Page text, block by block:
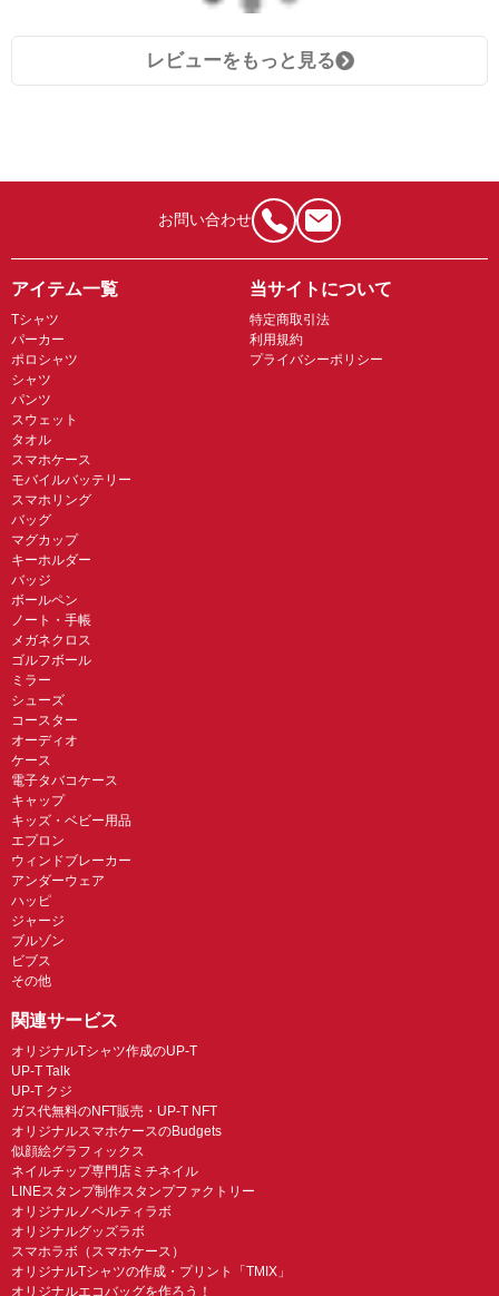
レビューをもっと見る
お問い合わせ
アイテム一覧
Tシャツ
パーカー
ポロシャツ
シャツ
パンツ
スウェット
タオル
スマホケース
モバイルバッテリー
スマホリング
バッグ
マグカップ
キーホルダー
バッジ
ボールペン
ノート・手帳
メガネクロス
ゴルフボール
ミラー
シューズ
コースター
オーディオ
ケース
電子タバコケース
キャップ
キッズ・ベビー用品
エプロン
ウィンドブレーカー
アンダーウェア
ハッピ
ジャージ
ブルゾン
ビブス
その他
当サイトについて
特定商取引法
利用規約
プライバシーポリシー
関連サービス
オリジナルTシャツ作成のUP-T
UP-T Talk
UP-T クジ
ガス代無料のNFT販売・UP-T NFT
オリジナルスマホケースのBudgets
似顔絵グラフィックス
ネイルチップ専門店ミチネイル
LINEスタンプ制作スタンプファクトリー
オリジナルノベルティラボ
オリジナルグッズラボ
スマホラボ（スマホケース）
オリジナルTシャツの作成・プリント「TMIX」
オリジナルエコバッグを作ろう！